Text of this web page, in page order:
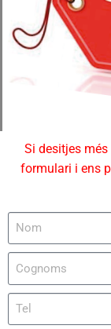
Si desitjes
formulari i ens